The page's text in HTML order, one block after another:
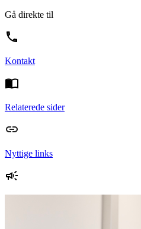
Gå direkte til
Kontakt
Relaterede sider
Nyttige links